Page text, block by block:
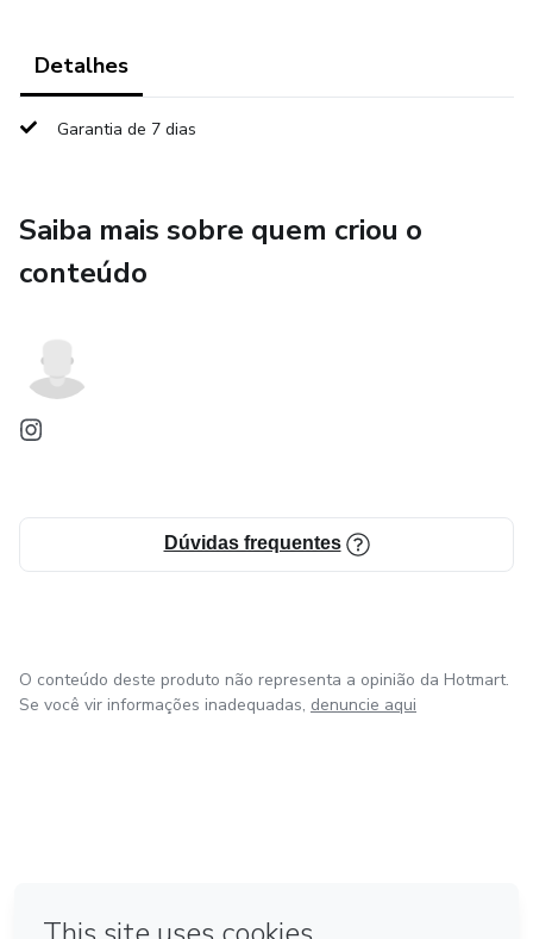
Detalhes
Garantia de 7 dias
Saiba mais sobre quem criou o
conteúdo
Dúvidas frequentes
O conteúdo deste produto não representa a opinião da Hotmart.
Se você vir informações inadequadas, denuncie aqui
Feito com ❤ na Cidade do México